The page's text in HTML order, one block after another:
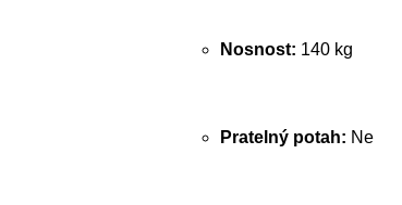
Nosnost: 140 kg
Pratelný potah: Ne